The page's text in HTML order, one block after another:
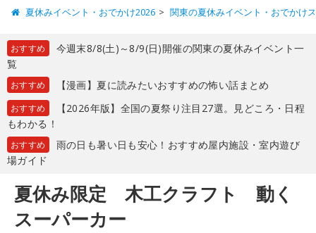
夏休みイベント・おでかけ2026 関東の夏休みイベント・おでかけ
おすすめ
今週末8/8(土)～8/9(日)開催の関東の夏休みイベント一
覧
おすすめ 【漫画】夏に読みたいおすすめの怖い話まとめ
おすすめ
【2026年版】全国の夏祭り注目27選。見どころ・日程
もわかる！
おすすめ
雨の日も暑い日も安心！おすすめ屋内施設・室内遊び
場ガイド
夏休み限定 木工クラフト 動く
スーパーカー